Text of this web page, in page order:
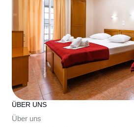
ÜBER UNS
Über uns